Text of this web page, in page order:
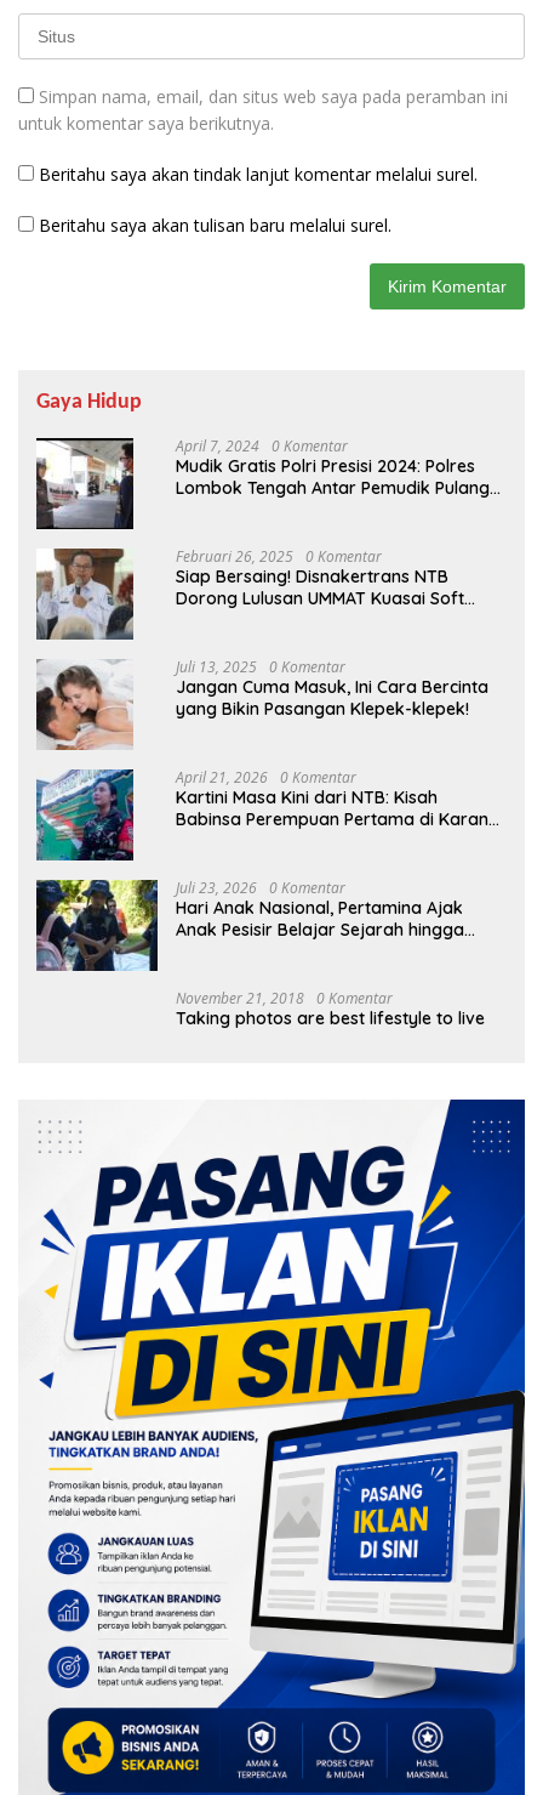
Simpan nama, email, dan situs web saya pada peramban ini
untuk komentar saya berikutnya.
Beritahu saya akan tindak lanjut komentar melalui surel.
Beritahu saya akan tulisan baru melalui surel.
Gaya Hidup
April 7, 2024 0 Komentar
Mudik Gratis Polri Presisi 2024: Polres
Lombok Tengah Antar Pemudik Pulang
Februari 26, 2025 0 Komentar
Siap Bersaing! Disnakertrans NTB
Dorong Lulusan UMMAT Kuasai Soft
Juli 13, 2025 0 Komentar
Jangan Cuma Masuk, Ini Cara Bercinta
yang Bikin Pasangan Klepek-klepek!
April 21, 2026 0 Komentar
Kartini Masa Kini dari NTB: Kisah
Babinsa Perempuan Pertama di Karang
Juli 23, 2026 0 Komentar
Hari Anak Nasional, Pertamina Ajak
Anak Pesisir Belajar Sejarah hingga
November 21, 2018 0 Komentar
Taking photos are best lifestyle to live